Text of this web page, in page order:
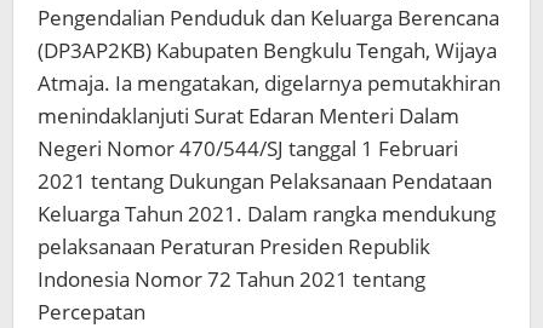
Pengendalian Penduduk dan Keluarga Berencana
(DP3AP2KB) Kabupaten Bengkulu Tengah, Wijaya
Atmaja. Ia mengatakan, digelarnya pemutakhiran
menindaklanjuti Surat Edaran Menteri Dalam
Negeri Nomor 470/544/SJ tanggal 1 Februari
2021 tentang Dukungan Pelaksanaan Pendataan
Keluarga Tahun 2021. Dalam rangka mendukung
pelaksanaan Peraturan Presiden Republik
Indonesia Nomor 72 Tahun 2021 tentang
Percepatan